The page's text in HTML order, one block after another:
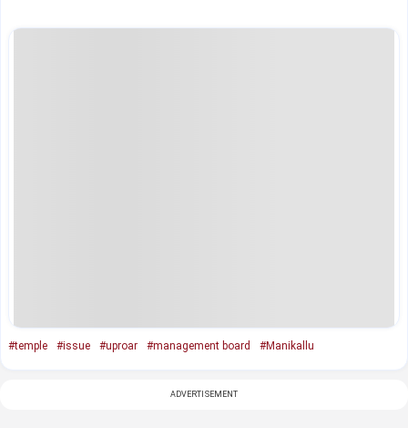
#temple #issue #uproar #management board #Manikallu
ADVERTISEMENT